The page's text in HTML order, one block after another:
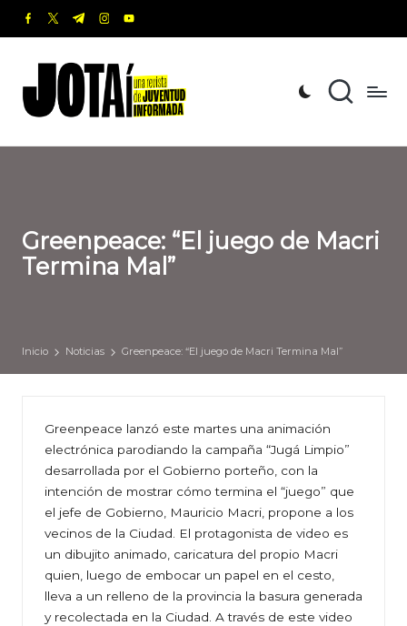
Saltar
contenido
facebook.com
twitter.com
t.me instagram.com
youtube.com
o
t
revista
de
Informada
Greenpeace: “El juego de Macri
Termina Mal”
Inicio Noticias Greenpeace: “El juego de Macri Termina Mal”
Greenpeace lanzó este martes una animación
electrónica parodiando la campaña “Jugá Limpio”
desarrollada por el Gobierno porteño, con la
intención de mostrar cómo termina el “juego” que
el jefe de Gobierno, Mauricio Macri, propone a los
vecinos de la Ciudad. El protagonista de video es
un dibujito animado, caricatura del propio Macri
quien, luego de embocar un papel en el cesto,
lleva a un relleno de la provincia la basura generada
y recolectada en la Ciudad. A través de este video